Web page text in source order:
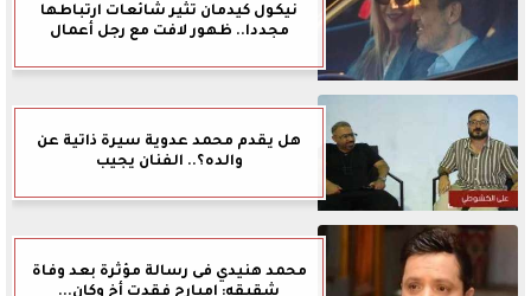
نيكول كيدمان تثير شائعات ارتباطها
مجددا.. ظهور لافت مع رجل أعمال
هل يقدم محمد عدوية سيرة ذاتية عن
والده؟.. الفنان يجيب
محمد هنيدي فى رسالة مؤثرة بعد وفاة